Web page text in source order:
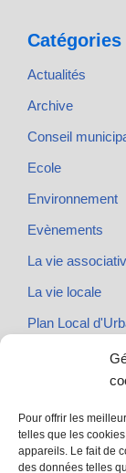
Pour offrir les
telles que les
appareils. Le fait de
des données telles
Catégories
Actualités
Archive
Conseil
Ecole
Environnement
Evènements
La vie
La vie locale
Plan Local